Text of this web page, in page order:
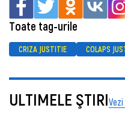
Toate tag-urile
CRIZA JUSTITIE COLAPS
ULTIMELE ŞTIRI